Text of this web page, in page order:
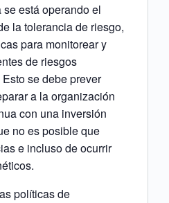
está operando el
la tolerancia de riesgo,
para monitorear y
de riesgos
se debe prever
a la organización
con una inversión
no es posible que
e incluso de ocurrir
políticas de